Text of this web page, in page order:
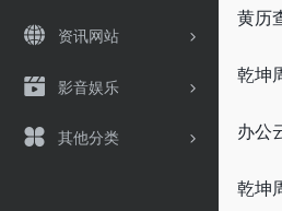
资讯网站
影音娱乐
其他分类
黄历
乾坤
办公
乾坤